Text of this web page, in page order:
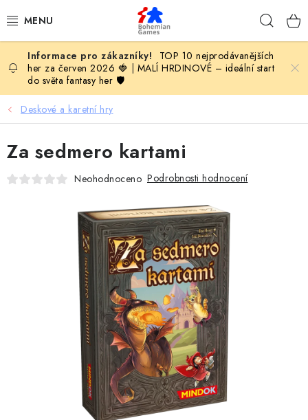
na
KOMPLETNÍ NABÍDKA HER
PODLE VĚKU
DESKOHERNÍ KLUBY, DDM, KNIHOVNY A JINÉ
ZÁJMOVÉ ORGANIZACE
ZÁKLADNÍ A MATEŘSKÉ ŠKOLY, STŘEDNÍ ŠKOLY A
JINÁ VZDĚLÁVACÍ ZAŘÍZENÍ
Obchodní podmínky
Doprava a platba
TOP 10 nejprodávanějších
her za červen 2026 🍓
MALÍ HRDINOVÉ – ideální start
do světa fantasy her 🛡️
Deskové a karetní hry
Za sedmero kartami
Neohodnoceno Podrobnosti hodnocení